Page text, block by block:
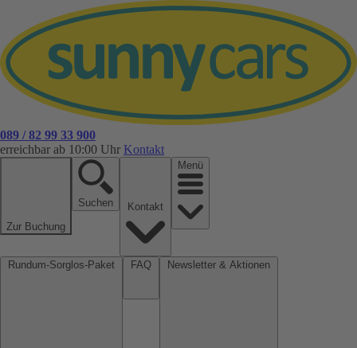
089 / 82 99 33 900
erreichbar ab 10:00 Uhr Kontakt
Zur Buchung
Suchen
Menü